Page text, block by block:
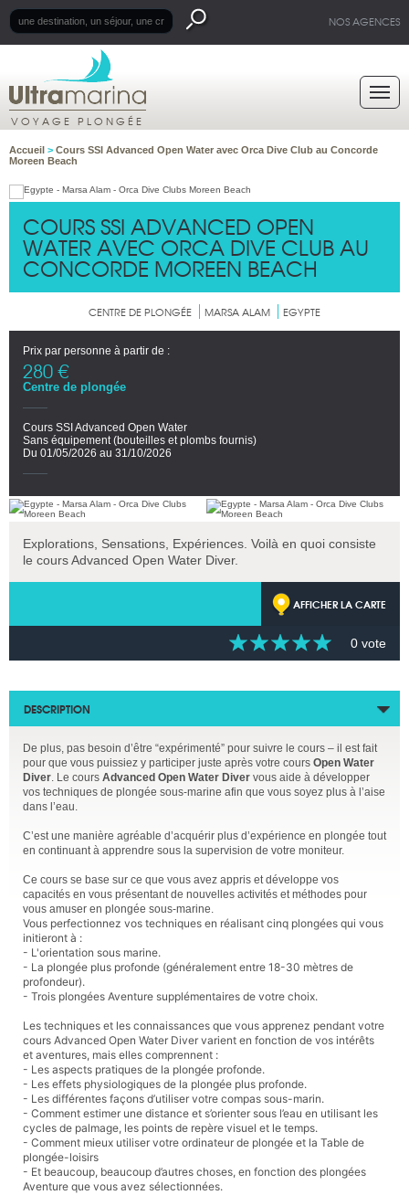
NOS AGENCES
VOYAGE PLONGÉE
Accueil > Cours SSI Advanced Open Water avec Orca Dive Club au Concorde
Moreen Beach
COURS SSI ADVANCED OPEN
WATER AVEC ORCA DIVE CLUB AU
CONCORDE MOREEN BEACH
CENTRE DE PLONGÉE MARSA ALAM EGYPTE
Prix par personne à partir de :
280 €
Centre de plongée
Cours SSI Advanced Open Water
Sans équipement (bouteilles et plombs fournis)
Du 01/05/2026 au 31/10/2026
Explorations, Sensations, Expériences. Voilà en quoi consiste
le cours Advanced Open Water Diver.
AFFICHER LA CARTE
0 vote
DESCRIPTION
De plus, pas besoin d’être “expérimenté” pour suivre le cours – il est fait
pour que vous puissiez y participer juste après votre cours Open Water
Diver. Le cours Advanced Open Water Diver vous aide à développer
vos techniques de plongée sous-marine afin que vous soyez plus à l’aise
dans l’eau.
C’est une manière agréable d’acquérir plus d’expérience en plongée tout
en continuant à apprendre sous la supervision de votre moniteur.
Ce cours se base sur ce que vous avez appris et développe vos
capacités en vous présentant de nouvelles activités et méthodes pour
vous amuser en plongée sous-marine.
Vous perfectionnez vos techniques en réalisant cinq plongées qui vous
initieront à :
- L'orientation sous marine.
- La plongée plus profonde (généralement entre 18-30 mètres de
profondeur).
- Trois plongées Aventure supplémentaires de votre choix.
Les techniques et les connaissances que vous apprenez pendant votre
cours Advanced Open Water Diver varient en fonction de vos intérêts
et aventures, mais elles comprennent :
- Les aspects pratiques de la plongée profonde.
- Les effets physiologiques de la plongée plus profonde.
- Les différentes façons d’utiliser votre compas sous-marin.
- Comment estimer une distance et s’orienter sous l’eau en utilisant les
cycles de palmage, les points de repère visuel et le temps.
- Comment mieux utiliser votre ordinateur de plongée et la Table de
plongée-loisirs
- Et beaucoup, beaucoup d’autres choses, en fonction des plongées
Aventure que vous avez sélectionnées.